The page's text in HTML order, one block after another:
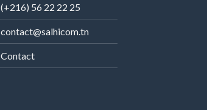
(+216) 56 22 22 25
contact@salhicom.tn
Contact